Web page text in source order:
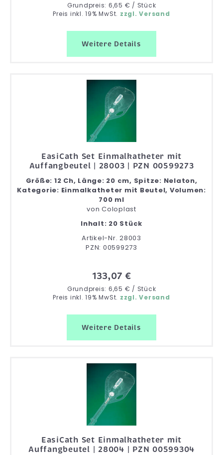
Grundpreis: 6,65 € / Stück
Preis inkl. 19% MwSt. zzgl. Versand
Weitere Details
EasiCath Set Einmalkatheter mit
Auffangbeutel | 28003 | PZN 00599273
Größe: 12 Ch, Länge: 20 cm, Spitze: Nelaton,
Kategorie: Einmalkatheter mit Beutel, Volumen:
700 ml
vonColoplast
Inhalt: 20 Stück
Artikel-Nr. 28003
PZN: 00599273
133,07 €
Grundpreis: 6,65 € / Stück
Preis inkl. 19% MwSt. zzgl. Versand
Weitere Details
EasiCath Set Einmalkatheter mit
Auffangbeutel | 28004 | PZN 00599304